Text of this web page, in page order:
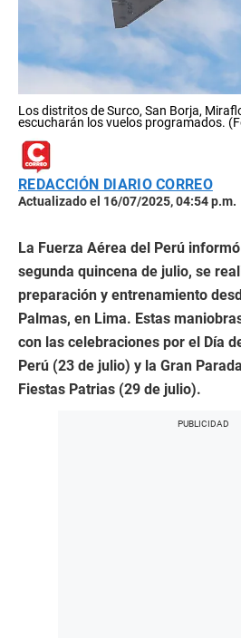
Los distritos de Surco, San Borja,
escucharán los vuelos programados.
REDACCIÓN DIARIO CORREO
Actualizado el 16/07/2025, 04:54 p.m.
La Fuerza Aérea del Perú
segunda quincena de julio, se
preparación y entrenamiento
Palmas, en Lima. Estas
con las celebraciones por el Día
Perú (23 de julio) y la Gran
Fiestas Patrias (29 de julio).